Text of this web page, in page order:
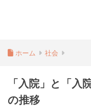
ホーム 社会
「入院」と「入
の推移